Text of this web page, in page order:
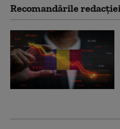
Recomandările